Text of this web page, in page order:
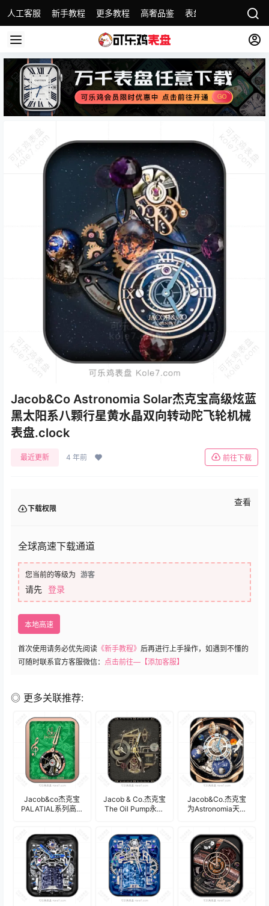
人工客服 新手教程 更多教程 高奢品鉴 表盘精选 名表故事
Jacob&Co Astronomia Solar杰克宝高级炫蓝
黑太阳系八颗行星黄水晶双向转动陀飞轮机械
表盘.clock
最近更新 4 年前 前往下载
下载权限
查看
全球高速下载通道
您当前的等级为 游客
请先 登录
本地高速
首次使用请务必优先阅读 《新手教程》 后再进行上手操作，如遇到不懂的
可随时联系官方客服微信： 点击前往—【添加客服】
◎ 更多关联推荐:
Jacob&co杰克宝
PALATIAL系列高级
Jacob & Co.杰克宝
The Oil Pump永动
陀飞轮机械表
盘.clock
Jacob&Co.杰克宝
为Astronomia天体